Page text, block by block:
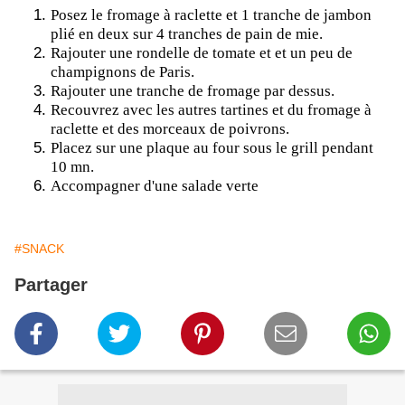
Posez le fromage à raclette et 1 tranche de jambon
plié en deux sur 4 tranches de pain de mie.
Rajouter une rondelle de tomate et et un peu de
champignons de Paris.
Rajouter une tranche de fromage par dessus.
Recouvrez avec les autres tartines et du fromage à
raclette et des morceaux de poivrons.
Placez sur une plaque au four sous le grill pendant
10 mn.
Accompagner d'une salade verte
#SNACK
Partager